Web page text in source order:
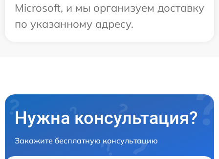
Microsoft, и мы организуем доставку
по указанному адресу.
Нужна консультация?
Закажите бесплатную консультацию